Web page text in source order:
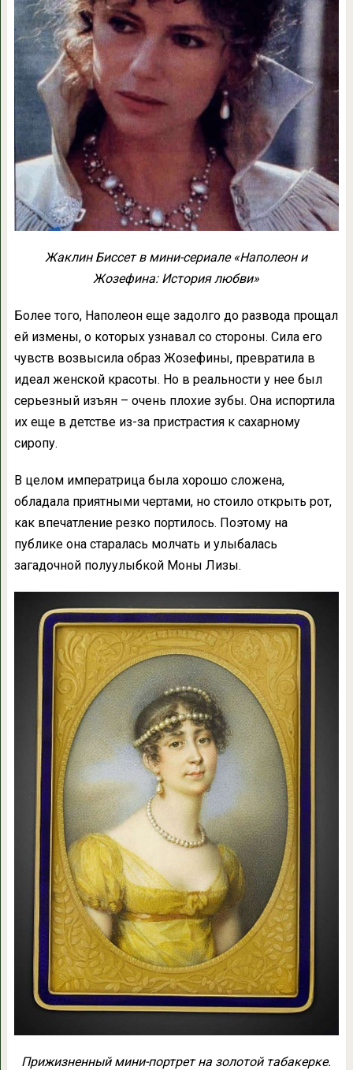
Жаклин Биссет в мини-сериале «Наполеон и
Жозефина: История любви»
Более того, Наполеон еще задолго до развода прощал
ей измены, о которых узнавал со стороны. Сила его
чувств возвысила образ Жозефины, превратила в
идеал женской красоты. Но в реальности у нее был
серьезный изъян – очень плохие зубы. Она испортила
их еще в детстве из-за пристрастия к сахарному
сиропу.
В целом императрица была хорошо сложена,
обладала приятными чертами, но стоило открыть рот,
как впечатление резко портилось. Поэтому на
публике она старалась молчать и улыбалась
загадочной полуулыбкой Моны Лизы.
Прижизненный мини-портрет на золотой табакерке.